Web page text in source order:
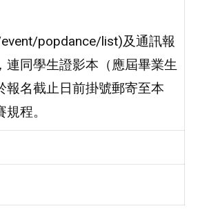
popdance/list)及通訊報
同學生證影本（應屆畢業生
名截止日前掛號郵寄至本
程。